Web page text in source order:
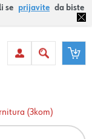
se prijavite da biste
(3kom)